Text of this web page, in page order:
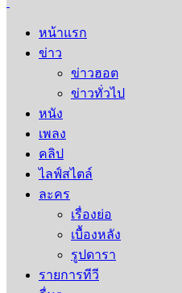
หน้าแรก
ข่าว
ข่าวฮอต
ข่าวทั่วไป
หนัง
เพลง
คลิป
ไลฟ์สไตล์
ละคร
เรื่องย่อ
เบื้องหลัง
รูปดารา
รายการทีวี